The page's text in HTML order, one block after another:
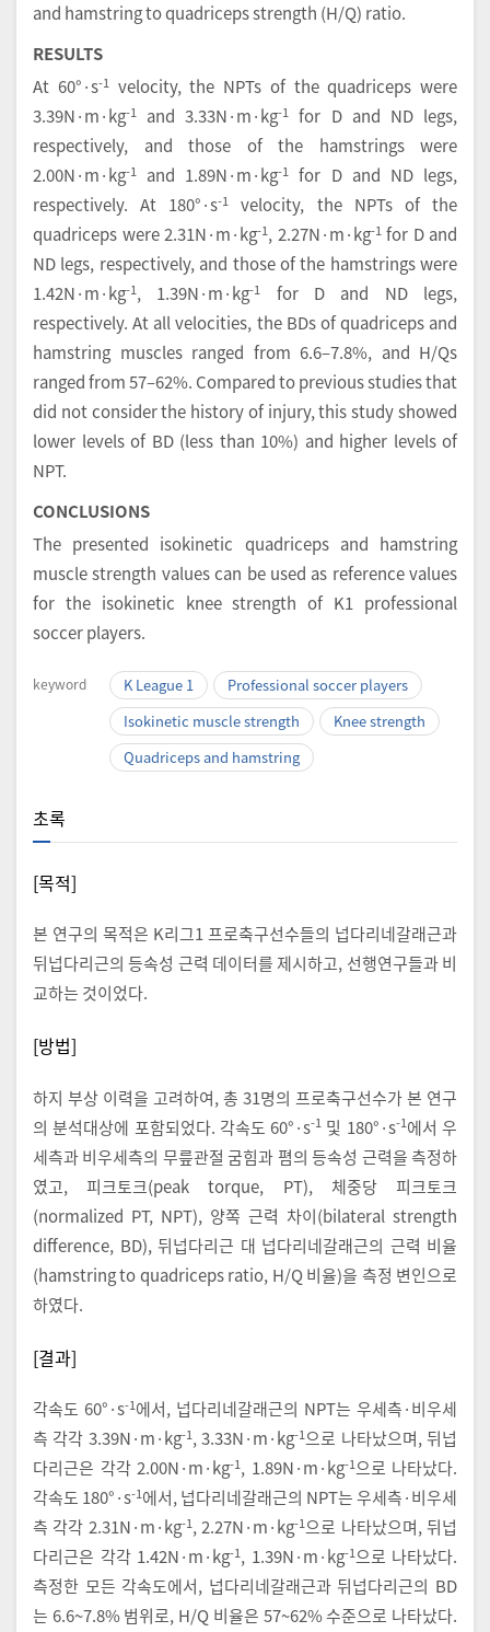
and hamstring to quadriceps strength (H/Q) ratio.
RESULTS
At 60°·s-1velocity, the NPTs of the quadriceps were
3.39N·m·kg-1 and 3.33N·m·kg-1
for D and ND legs,
respectively, and those of the hamstrings were
2.00N·m·kg-1 and 1.89N·m·kg-1
for D and ND legs,
respectively. At 180°·s-1
velocity, the NPTs of the
quadriceps were 2.31N·m·kg-1, 2.27N·m·kg-1for D and
ND legs, respectively, and those of the hamstrings were
1.42N·m·kg-1, 1.39N·m·kg-1
for D and ND legs,
respectively. At all velocities, the BDs of quadriceps and
hamstring muscles ranged from 6.6–7.8%, and H/Qs
ranged from 57–62%. Compared to previous studies that
did not consider the history of injury, this study showed
lower levels of BD (less than 10%) and higher levels of
NPT.
CONCLUSIONS
The presented isokinetic quadriceps and hamstring
muscle strength values can be used as reference values
for the isokinetic knee strength of K1 professional
soccer players.
keyword K League 1
Professional soccer players
Isokinetic muscle strength
Knee strength
Quadriceps and hamstring
초록
[목적]
본 연구의 목적은 K리그1 프로축구선수들의 넙다리네갈래근과
뒤넙다리근의 등속성 근력 데이터를 제시하고, 선행연구들과 비
교하는 것이었다.
[방법]
하지 부상 이력을 고려하여, 총 31명의 프로축구선수가 본 연구
의 분석대상에 포함되었다. 각속도 60°·s-1 및 180°·s-1에서 우
세측과 비우세측의 무릎관절 굼힘과 폄의 등속성 근력을 측정하
였고, 피크토크(peak torque, PT), 체중당 피크토크
(normalized PT, NPT), 양쪽 근력 차이(bilateral strength
difference, BD), 뒤넙다리근 대 넙다리네갈래근의 근력 비율
(hamstring to quadriceps ratio, H/Q 비율)을 측정 변인으로
하였다.
[결과]
각속도 60°·s-1에서, 넙다리네갈래근의 NPT는 우세측·비우세
측 각각 3.39N·m·kg-1, 3.33N·m·kg-1 으로 나타났으며, 뒤넙
다리근은 각각 2.00N·m·kg-1, 1.89N·m·kg-1으로 나타났다.
각속도 180°·s-1에서, 넙다리네갈래근의 NPT는 우세측·비우세
측 각각 2.31N·m·kg-1, 2.27N·m·kg-1 으로 나타났으며, 뒤넙
다리근은 각각 1.42N·m·kg-1, 1.39N·m·kg-1으로 나타났다.
측정한 모든 각속도에서, 넙다리네갈래근과 뒤넙다리근의 BD
는 6.6~7.8% 범위로, H/Q 비율은 57~62% 수준으로 나타났다.